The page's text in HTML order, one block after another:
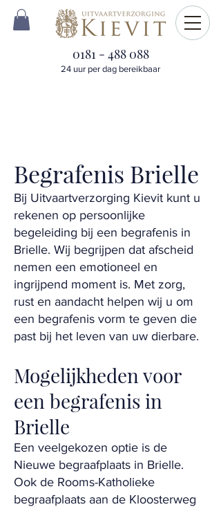
0181 - 488 088
24 uur per dag bereikbaar
Begrafenis Brielle
Bij Uitvaartverzorging Kievit kunt u
rekenen op persoonlijke
begeleiding bij een begrafenis in
Brielle. Wij begrijpen dat afscheid
nemen een emotioneel en
ingrijpend moment is. Met zorg,
rust en aandacht helpen wij u om
een begrafenis vorm te geven die
past bij het leven van uw dierbare.
Mogelijkheden voor
een begrafenis in
Brielle
Een veelgekozen optie is de
Nieuwe begraafplaats in Brielle.
Ook de Rooms-Katholieke
begraafplaats aan de Kloosterweg